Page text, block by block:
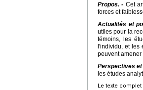
Propos. - Cet
forces et
Actualités et
utiles pour la
témoins, les
l'individu, et les
peuvent
Perspectives
les études
Le texte